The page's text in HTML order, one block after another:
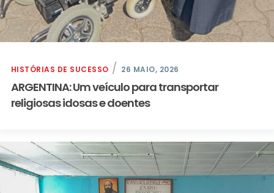
HISTÓRIAS DE SUCESSO 26 MAIO, 2026
ARGENTINA: Um veículo para transportar
religiosas idosas e doentes